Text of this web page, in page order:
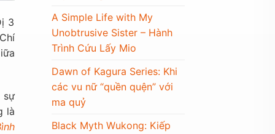
3
sự
là
A Simple Life with My
Unobtrusive Sister – Hành
Trình Cứu Lấy Mio
Dawn of Kagura Series: Khi
các vu nữ “quền quện” với
ma quỷ
Black Myth Wukong: Kiếp